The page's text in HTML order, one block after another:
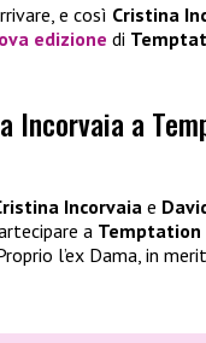
e così Cristina
edizione di
Incorvaia a
Incorvaia e
a Temptation
l’ex Dama, in